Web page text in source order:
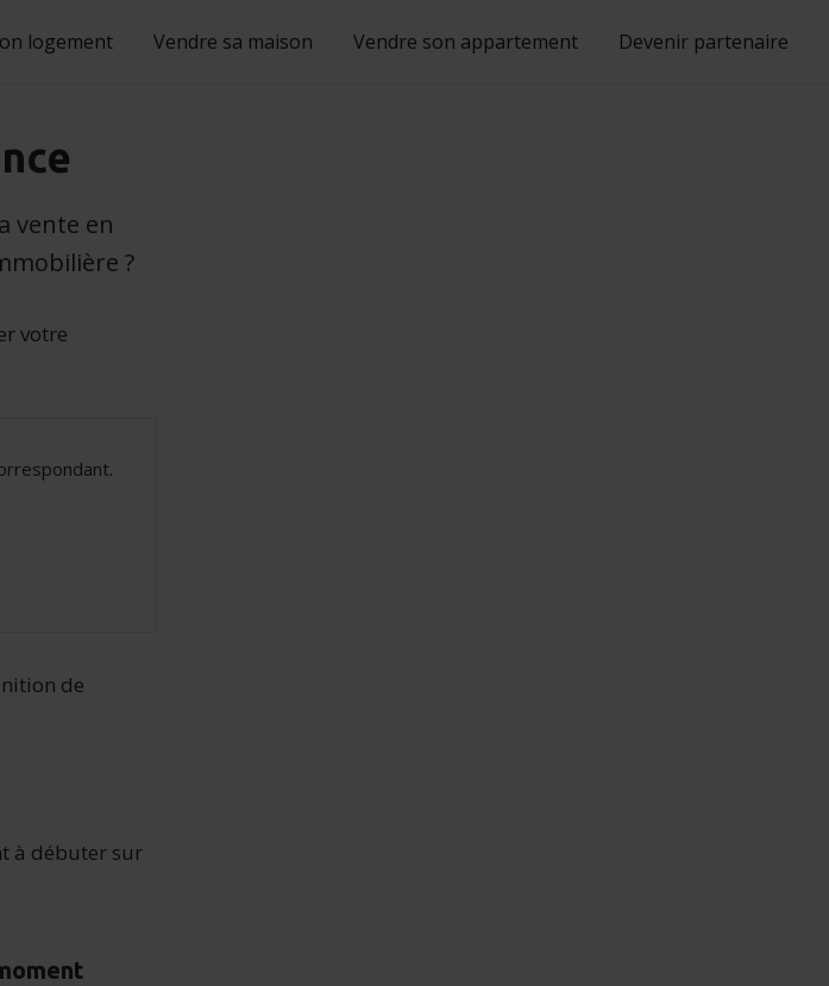
logement Vendre sa maison Vendre son appartement Devenir partenaire
vente en
?
votre
de
à débuter sur